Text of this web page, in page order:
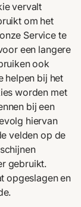
vervalt
om het
Service te
een langere
ook
helpen bij het
worden met
bij een
hiervan
velden op de
gebruikt.
opgeslagen en